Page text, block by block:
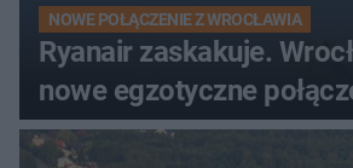
NOWE POŁĄCZENIE Z WROCŁAWIA
Ryanair zaskakuje.
nowe egzotyczne